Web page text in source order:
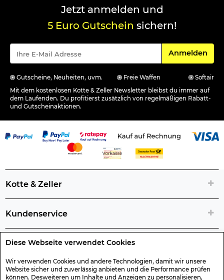
Diese Webseite verwendet Cookies
Wir verwenden Cookies und andere Technologien, damit wir unsere
Website sicher und zuverlässig anbieten und die Performance prüfen
können. Desweiteren um Inhalte und Anzeigen zu personalisieren,
Jetzt anmelden und
5 Euro Gutschein sichern!
Für den
Anmelden
Gutscheine, Neuheiten, uvm. Freie Waffen
Softair
Mit dem kostenlosen Kotte & Zeller Newsletter bleibst du immer auf
dem Laufenden. Du profitierst zusätzlich von regelmäßigen Rabatt-
und Gutscheinaktionen.
Kotte & Zeller
Kundenservice
Rechtliche Artikelinfos
Geschenk-Gutscheine